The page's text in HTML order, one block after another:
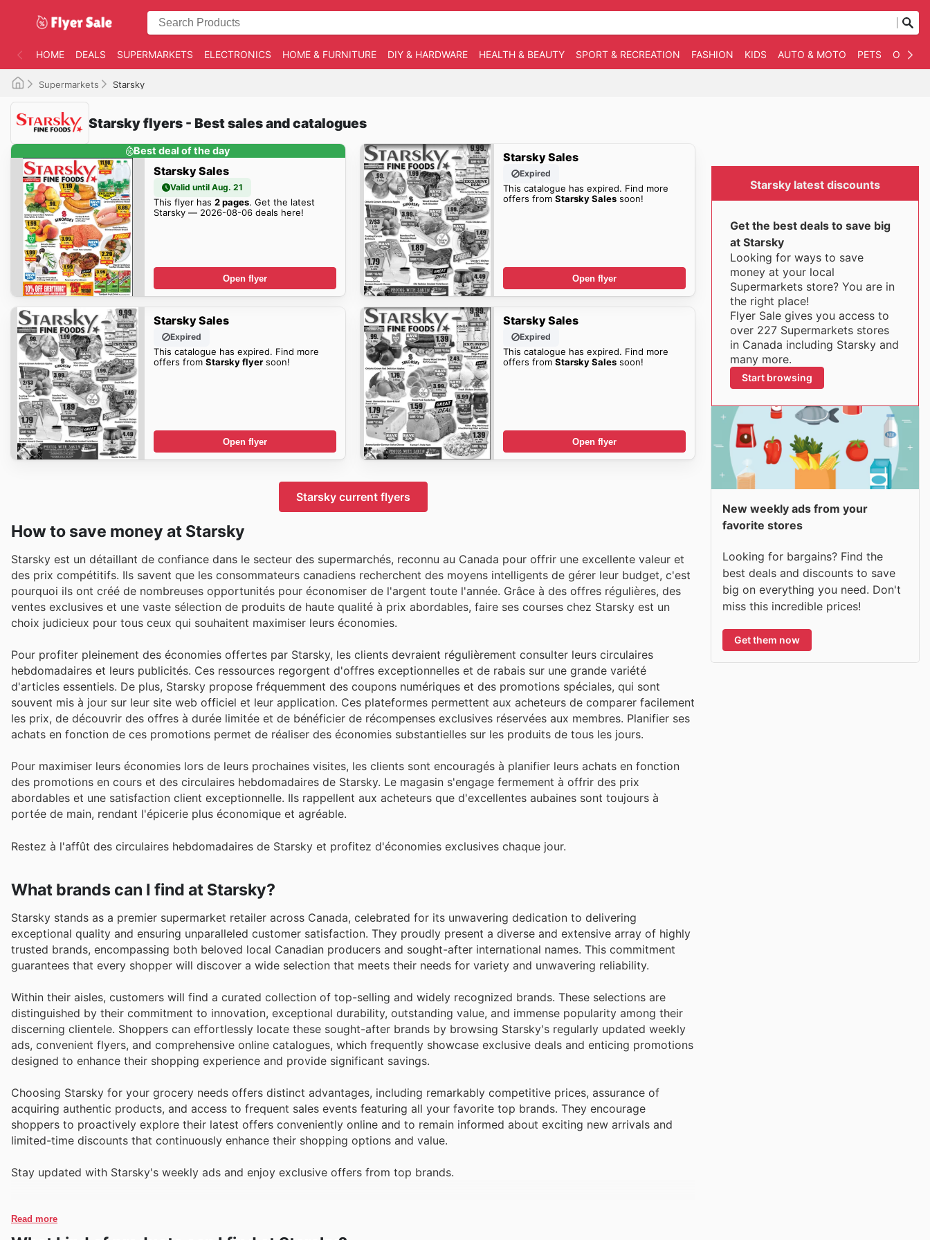
HOME DEALS SUPERMARKETS ELECTRONICS HOME & FURNITURE DIY & HARDWARE HEALTH & BEAUTY SPORT & RECREATION FASHION KIDS AUTO & MOTO PETS
Supermarkets Starsky
Starsky flyers - Best sales and catalogues
Best deal of the day
Starsky Sales
Valid until Aug. 21
This flyer has 2 pages. Get the latest
Starsky — 2026-08-06 deals here!
Open flyer
Starsky Sales
Expired
This catalogue has expired. Find more
offers fromStarsky Sales soon!
Open flyer
Starsky Sales
Expired
This catalogue has expired. Find more
offers from Starsky flyersoon!
Open flyer
Starsky Sales
Expired
This catalogue has expired. Find more
offers from
Starsky Sales soon!
Open flyer
Starsky current flyers
How to save money at Starsky
Starsky est un détaillant de confiance dans le secteur des supermarchés, reconnu au Canada pour offrir une excellente valeur et
des prix compétitifs. Ils savent que les consommateurs canadiens recherchent des moyens intelligents de gérer leur budget, c'est
pourquoi ils ont créé de nombreuses opportunités pour économiser de l'argent toute l'année. Grâce à des offres régulières, des
ventes exclusives et une vaste sélection de produits de haute qualité à prix abordables, faire ses courses chez Starsky est un
choix judicieux pour tous ceux qui souhaitent maximiser leurs économies.
Pour profiter pleinement des économies offertes par Starsky, les clients devraient régulièrement consulter leurs circulaires
hebdomadaires et leurs publicités. Ces ressources regorgent d'offres exceptionnelles et de rabais sur une grande variété
d'articles essentiels. De plus, Starsky propose fréquemment des coupons numériques et des promotions spéciales, qui sont
souvent mis à jour sur leur site web officiel et leur application. Ces plateformes permettent aux acheteurs de comparer facilement
les prix, de découvrir des offres à durée limitée et de bénéficier de récompenses exclusives réservées aux membres. Planifier ses
achats en fonction de ces promotions permet de réaliser des économies substantielles sur les produits de tous les jours.
Pour maximiser leurs économies lors de leurs prochaines visites, les clients sont encouragés à planifier leurs achats en fonction
des promotions en cours et des circulaires hebdomadaires de Starsky. Le magasin s'engage fermement à offrir des prix
abordables et une satisfaction client exceptionnelle. Ils rappellent aux acheteurs que d'excellentes aubaines sont toujours à
portée de main, rendant l'épicerie plus économique et agréable.
Restez à l'affût des circulaires hebdomadaires de Starsky et profitez d'économies exclusives chaque jour.
What brands can I find at Starsky?
Starsky stands as a premier supermarket retailer across Canada, celebrated for its unwavering dedication to delivering
exceptional quality and ensuring unparalleled customer satisfaction. They proudly present a diverse and extensive array of highly
trusted brands, encompassing both beloved local Canadian producers and sought-after international names. This commitment
guarantees that every shopper will discover a wide selection that meets their needs for variety and unwavering reliability.
Within their aisles, customers will find a curated collection of top-selling and widely recognized brands. These selections are
distinguished by their commitment to innovation, exceptional durability, outstanding value, and immense popularity among their
discerning clientele. Shoppers can effortlessly locate these sought-after brands by browsing Starsky's regularly updated weekly
ads, convenient flyers, and comprehensive online catalogues, which frequently showcase exclusive deals and enticing promotions
designed to enhance their shopping experience and provide significant savings.
Choosing Starsky for your grocery needs offers distinct advantages, including remarkably competitive prices, assurance of
acquiring authentic products, and access to frequent sales events featuring all your favorite top brands. They encourage
shoppers to proactively explore their latest offers conveniently online and to remain informed about exciting new arrivals and
limited-time discounts that continuously enhance their shopping options and value.
Stay updated with Starsky's weekly ads and enjoy exclusive offers from top brands.
Read more
Starsky latest discounts
Get the best deals to save big
at Starsky
Looking for ways to save
money at your local
Supermarkets store? You are in
the right place!
Flyer Sale gives you access to
over 227 Supermarkets stores
in Canada including Starsky and
many more.
Start browsing
New weekly ads from your
favorite stores
Looking for bargains? Find the
best deals and discounts to save
big on everything you need. Don't
miss this incredible prices!
Get them now